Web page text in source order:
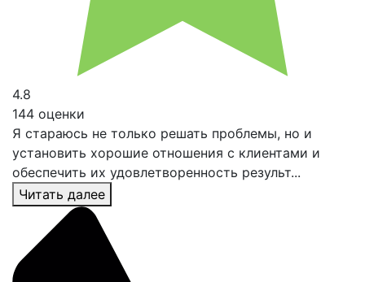
4.8
144 оценки
Я стараюсь не только решать проблемы, но и
установить хорошие отношения с клиентами и
обеспечить их удовлетворенность результ...
Читать далее